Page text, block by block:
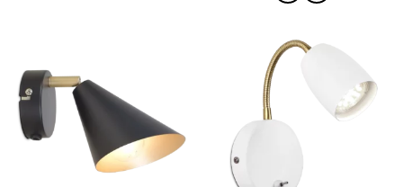
LÄS MER